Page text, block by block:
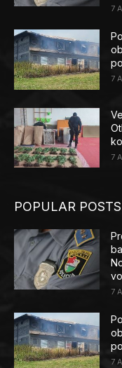
7
7
7
POPULAR POSTS
7
7